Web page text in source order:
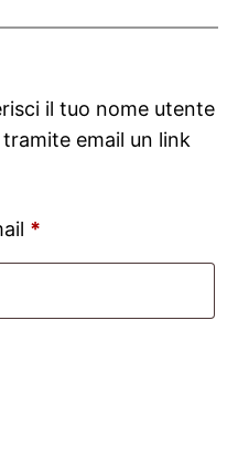
il tuo nome utente
email un link
*